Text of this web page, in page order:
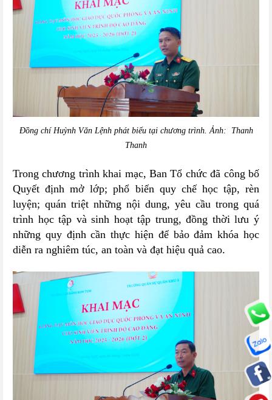
Đồng chí Huỳnh Văn Lệnh phát biểu tại chương trình. Ảnh: Thanh
Thanh
Trong chương trình khai mạc, Ban Tổ chức đã công bố
Quyết định mở lớp; phổ biến quy chế học tập, rèn
luyện; quán triệt những nội dung, yêu cầu trong quá
trình học tập và sinh hoạt tập trung, đồng thời lưu ý
những quy định cần thực hiện để bảo đảm khóa học
diễn ra nghiêm túc, an toàn và đạt hiệu quả cao.